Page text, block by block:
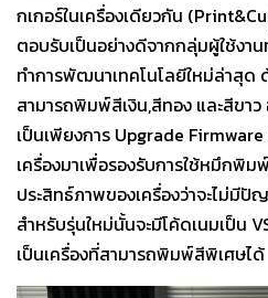
กเกอร์ในเครื่องเดียวกัน
ตอบรับเป็นอย่างดีจากกลุ่มผู้ใช้งา
ทำการพัฒนาเทคโนโลยีใหม่ล่าสุ
สามารถพิมพ์สีเงิน,สีทอง และสีขา
เป็นเพียงการ Upgrade
เครื่องมาเพื่อรองรับการใช้หมึกพิ
ประสิทธ์ภาพของเครื่องว่าจะไม่มี
สำหรับรุ่นใหม่นั้นจะมีโค้ดเนมเป็น
เป็นเครื่องที่สามารถพิมพ์สีพิเศษได้